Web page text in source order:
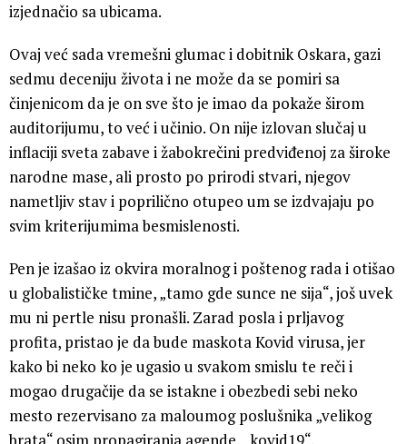
izjednačio sa ubicama.
Ovaj već sada vremešni glumac i dobitnik Oskara, gazi
sedmu deceniju života i ne može da se pomiri sa
činjenicom da je on sve što je imao da pokaže širom
auditorijumu, to već i učinio. On nije izlovan slučaj u
inflaciji sveta zabave i žabokrečini predviđenoj za široke
narodne mase, ali prosto po prirodi stvari, njegov
nametljiv stav i poprilično otupeo um se izdvajaju po
svim kriterijumima besmislenosti.
Pen je izašao iz okvira moralnog i poštenog rada i otišao
u globalističke tmine, „tamo gde sunce ne sija“, još uvek
mu ni pertle nisu pronašli. Zarad posla i prljavog
profita, pristao je da bude maskota Kovid virusa, jer
kako bi neko ko je ugasio u svakom smislu te reči i
mogao drugačije da se istakne i obezbedi sebi neko
mesto rezervisano za maloumog poslušnika „velikog